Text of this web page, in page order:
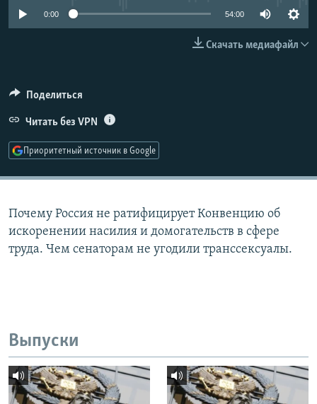
РАСПИСАНИЕ ВЕЩАНИЯ
0:00 54:00
Скачать медиафайл
Поделиться
Читать без VPN
Приоритетный источник в Google
Почему Россия не ратифицирует Конвенцию об
искоренении насилия и домогательств в сфере
труда. Чем сенаторам не угодили транссексуалы.
Выпуски